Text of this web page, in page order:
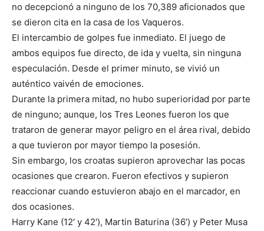
no decepcionó a ninguno de los 70,389 aficionados que
se dieron cita en la casa de los Vaqueros.
El intercambio de golpes fue inmediato. El juego de
ambos equipos fue directo, de ida y vuelta, sin ninguna
especulación. Desde el primer minuto, se vivió un
auténtico vaivén de emociones.
Durante la primera mitad, no hubo superioridad por parte
de ninguno; aunque, los Tres Leones fueron los que
trataron de generar mayor peligro en el área rival, debido
a que tuvieron por mayor tiempo la posesión.
Sin embargo, los croatas supieron aprovechar las pocas
ocasiones que crearon. Fueron efectivos y supieron
reaccionar cuando estuvieron abajo en el marcador, en
dos ocasiones.
Harry Kane (12′ y 42′), Martin Baturina (36′) y Peter Musa